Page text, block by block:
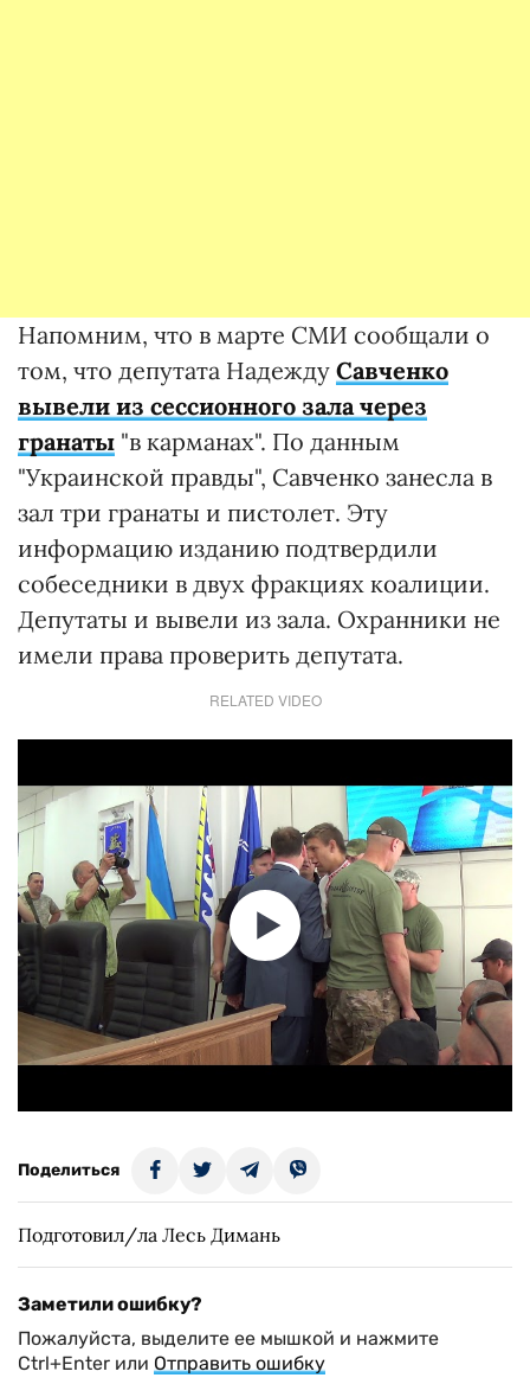
Напомним, что в марте СМИ сообщали о
том, что депутата Надежду Савченко
вывели из сессионного зала через
гранаты "в карманах". По данным
"Украинской правды", Савченко занесла в
зал три гранаты и пистолет. Эту
информацию изданию подтвердили
собеседники в двух фракциях коалиции.
Депутаты и вывели из зала. Охранники не
имели права проверить депутата.
RELATED VIDEO
Поделиться
Подготовил/ла Лесь Димань
Заметили ошибку?
Пожалуйста, выделите ее мышкой и нажмите
Ctrl+Enter или Отправить ошибку